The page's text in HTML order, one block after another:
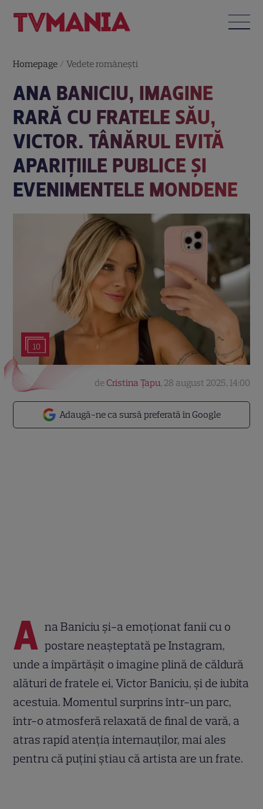
Homepage /Vedete româneşti
ANA BANICIU, IMAGINE
RARĂ CU FRATELE SĂU,
VICTOR. TÂNĂRUL EVITĂ
APARIȚIILE PUBLICE ȘI
EVENIMENTELE MONDENE
10
Adaugă-ne ca sursă preferată în Google
de Cristina Țapu, 28 august 2025, 14:00
A na Baniciu și-a emoționat fanii cu o
postare neașteptată pe Instagram,
unde a împărtășit o imagine plină de căldură
alături de fratele ei, Victor Baniciu, și de iubita
acestuia. Momentul surprins într-un parc,
într-o atmosferă relaxată de final de vară, a
atras rapid atenția internauților, mai ales
pentru că puțini știau că artista are un frate.